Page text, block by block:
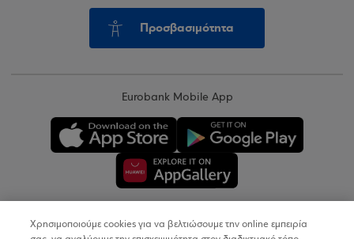
Προσβασιμότητα
Eurobank Mobile App
Χρησιμοποιούμε cookies για να βελτιώσουμε την online εμπειρία